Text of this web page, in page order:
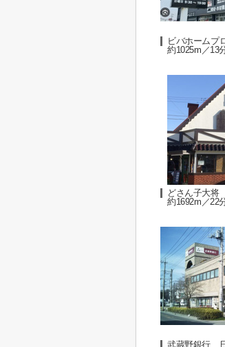
ビバホームプ
約1025m／13
どさん子大
約1692m／22
武蔵野銀行